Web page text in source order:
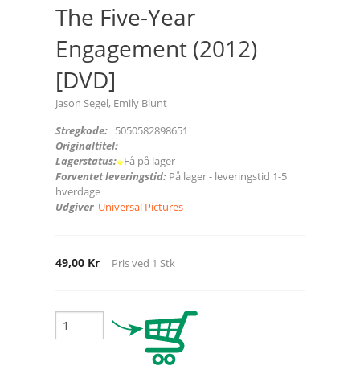
The Five-Year
Engagement (2012)
[DVD]
Jason Segel, Emily Blunt
Stregkode: 5050582898651
Originaltitel:
Lagerstatus: Få på lager
Forventet leveringstid: På lager - leveringstid 1-5
hverdage
Udgiver Universal Pictures
49,00 Kr Pris ved 1 Stk